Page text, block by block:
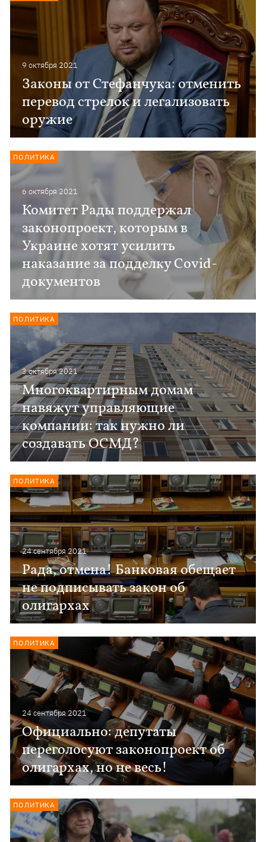
9 октября 2021
Законы от Стефанчука: отменить
перевод стрелок и легализовать
оружие
6 октября 2021
Комитет Рады поддержал
законопроект, которым в
Украине хотят усилить
наказание за подделку Covid-
документов
ПОЛИТИКА
3 октября 2021
Многоквартирным домам
навяжут управляющие
компании: так нужно ли
создавать ОСМД?
ПОЛИТИКА
24 сентября 2021
Рада, отмена! Банковая обещает
не подписывать закон об
олигархах
ПОЛИТИКА
24 сентября 2021
Официально: депутаты
переголосуют законопроект об
олигархах, но не весь!
ПОЛИТИКА
ПОЛИТИКА